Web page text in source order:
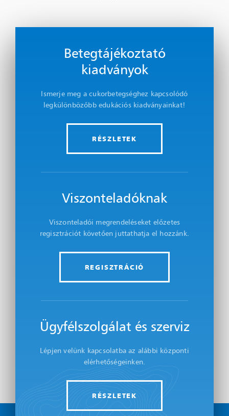
Betegtájékoztató
kiadványok
Ismerje meg a cukorbetegséghez kapcsolódó
legkülönbözőbb edukációs kiadványainkat!
RÉSZLETEK
Viszonteladóknak
Viszonteladói megrendeléseket előzetes
regisztrációt követően juttathatja el hozzánk.
REGISZTRÁCIÓ
Ügyfélszolgálat és szerviz
Lépjen velünk kapcsolatba az alábbi központi
elérhetőségeinken.
RÉSZLETEK